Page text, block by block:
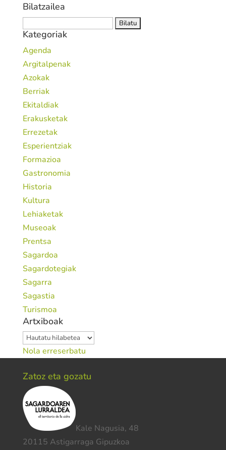
Bilatzailea
Kategoriak
Agenda
Argitalpenak
Azokak
Berriak
Ekitaldiak
Erakusketak
Errezetak
Esperientziak
Formazioa
Gastronomia
Historia
Kultura
Lehiaketak
Museoak
Prentsa
Sagardoa
Sagardotegiak
Sagarra
Sagastia
Turismoa
Artxiboak
Artxiboak
Nola erreserbatu
Zatoz eta gozatu
Kale Nagusia, 48
20115 Astigarraga Gipuzkoa